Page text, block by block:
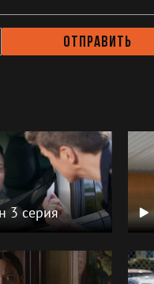
Отправить
3 серия